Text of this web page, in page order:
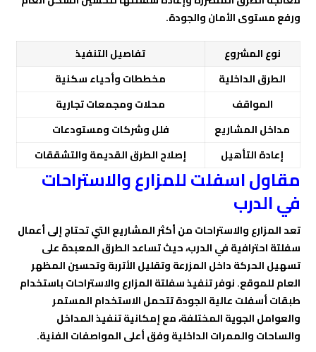
ورفع مستوى الأمان والجودة.
نوع المشروع
تفاصيل التنفيذ
الطرق الداخلية
مخططات وأحياء سكنية
المواقف
محلات ومجمعات تجارية
مداخل المشاريع
فلل وشركات ومستودعات
إعادة التأهيل
إصلاح الطرق القديمة والتشققات
مقاول اسفلت للمزارع والاستراحات
في الدرب
تعد المزارع والاستراحات من أكثر المشاريع التي تحتاج إلى أعمال
سفلتة احترافية في الدرب، حيث تساعد الطرق المعبدة على
تسهيل الحركة داخل المزرعة وتقليل الأتربة وتحسين المظهر
العام للموقع. نوفر تنفيذ سفلتة المزارع والاستراحات باستخدام
طبقات أسفلت عالية الجودة تتحمل الاستخدام المستمر
والعوامل الجوية المختلفة، مع إمكانية تنفيذ المداخل
والساحات والممرات الداخلية وفق أعلى المواصفات الفنية.